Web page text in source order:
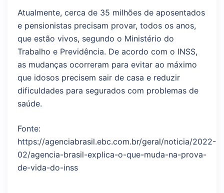
Atualmente, cerca de 35 milhões de aposentados
e pensionistas precisam provar, todos os anos,
que estão vivos, segundo o Ministério do
Trabalho e Previdência. De acordo com o INSS,
as mudanças ocorreram para evitar ao máximo
que idosos precisem sair de casa e reduzir
dificuldades para segurados com problemas de
saúde.
Fonte:
https://agenciabrasil.ebc.com.br/geral/noticia/2022-
02/agencia-brasil-explica-o-que-muda-na-prova-
de-vida-do-inss